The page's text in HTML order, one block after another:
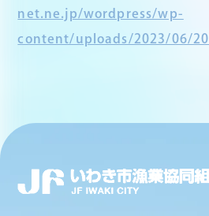
net.ne.jp/wordpress/wp-
content/uploads/2023/06/